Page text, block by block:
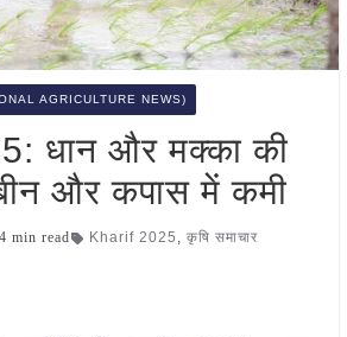
AGRICULTURE NEWS)
धान और मक्का की
और कपास में कमी
4 min read Kharif 2025 , कृषि समाचार